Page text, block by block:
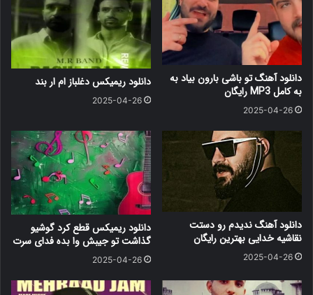
دانلود آهنگ ﺗﻮ ﺑﺎﺷﻰ ﺑﺎرون ﺑﻴﺎد ﺑﻪ
ﺑﻪ کامل MP3 رایگان
2025-04-26
دانلود ریمیکس دغلباز ام ار بند
2025-04-26
دانلود آهنگ ندیدم رو دستت
نقاشیه خدایی بهترین رایگان
2025-04-26
دانلود ریمیکس قطع کرد گوشیو
گذاشت تو جیبش وا بده فدای سرت
2025-04-26